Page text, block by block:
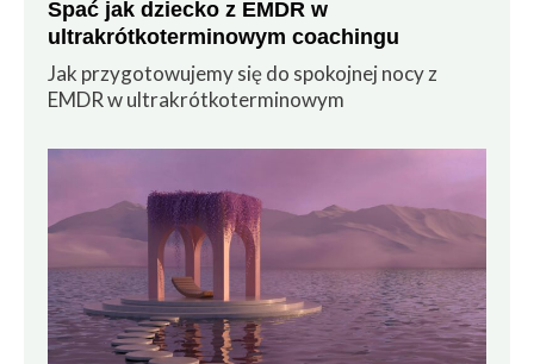
Spać jak dziecko z EMDR w
ultrakrótkoterminowym coachingu
Jak przygotowujemy się do spokojnej nocy z
EMDR w ultrakrótkoterminowym